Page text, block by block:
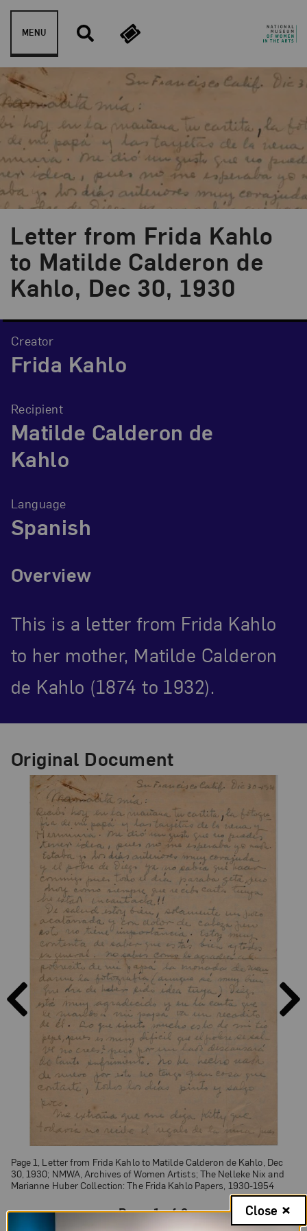
Skip to content
MENU
Letter from Frida Kahlo
to Matilde Calderon de
Kahlo, Dec 30, 1930
Creator
Frida Kahlo
Recipient
Matilde Calderon de
Kahlo
Language
Spanish
Overview
This is a letter from Frida Kahlo
to her mother, Matilde Calderon
de Kahlo (1874 to 1932).
Original Document
PREVIOUS
PAGE
Page 1, Letter from Frida Kahlo to Matilde Calderon de Kahlo, Dec
30, 1930; NMWA, Archives of Women Artists; The Nelleke Nix and
Marianne Huber Collection: The Frida Kahlo Papers, 1930-1954
Page 1 of 2
NEXTPAGE
Close